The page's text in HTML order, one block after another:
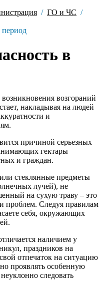
ГО и ЧС
период
в
возгораний
накладывая на людей
и
причиной серьезных
гектары
и граждан.
стеклянные предметы
лучей), не
на сухую траву – это
проблем. Следуя правилам
себя, окружающих
наличием у
праздников на
отпечаток на ситуацию
проявлять особенную
следовать